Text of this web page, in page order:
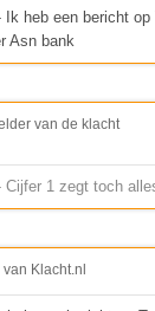
Ik heb een bericht
Asn bank
van de klacht
1 zegt toch
Klacht.nl